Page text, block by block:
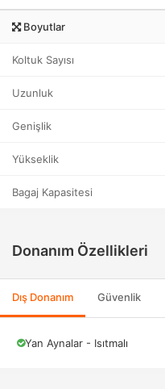
Boyutlar
Koltuk Sayısı
Uzunluk
Genişlik
Yükseklik
Bagaj Kapasitesi
Donanım Özellikleri
Dış Donanım Güvenlik
Yan Aynalar - Isıtmalı